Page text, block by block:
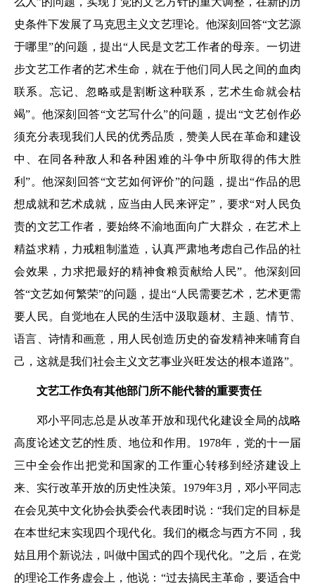
史条件下发展了马克思主义文艺理论。他深刻回答“文艺源
于哪里”的问题，提出“人民是文艺工作者的母亲。一切进
步文艺工作者的艺术生命，就在于他们同人民之间的血肉
联系。忘记、忽略或是割断这种联系，艺术生命就会枯
竭”。他深刻回答“文艺写什么”的问题，提出“文艺创作必
须充分表现我们人民的优秀品质，赞美人民在革命和建设
中、在同各种敌人和各种困难的斗争中所取得的伟大胜
利”。他深刻回答“文艺如何评价”的问题，提出“作品的思
想成就和艺术成就，应当由人民来评定”，要求“对人民负
责的文艺工作者，要始终不渝地面向广大群众，在艺术上
精益求精，力戒粗制滥造，认真严肃地考虑自己作品的社
会效果，力求把最好的精神食粮贡献给人民”。他深刻回
答“文艺如何繁荣”的问题，提出“人民需要艺术，艺术更需
要人民。自觉地在人民的生活中汲取题材、主题、情节、
语言、诗情和画意，用人民创造历史的奋发精神来哺育自
己，这就是我们社会主义文艺事业兴旺发达的根本道路”。
文艺工作负有其他部门所不能代替的重要责任
邓小平同志总是从改革开放和现代化建设全局的战略
高度论述文艺的性质、地位和作用。1978年，党的十一届
三中全会作出把党和国家的工作重心转移到经济建设上
来、实行改革开放的历史性决策。1979年3月，邓小平同志
在会见英中文化协会执委会代表团时说：“我们定的目标是
在本世纪末实现四个现代化。我们的概念与西方不同，我
姑且用个新说法，叫做中国式的四个现代化。”之后，在党
的理论工作务虚会上，他说：“过去搞民主革命，要适合中